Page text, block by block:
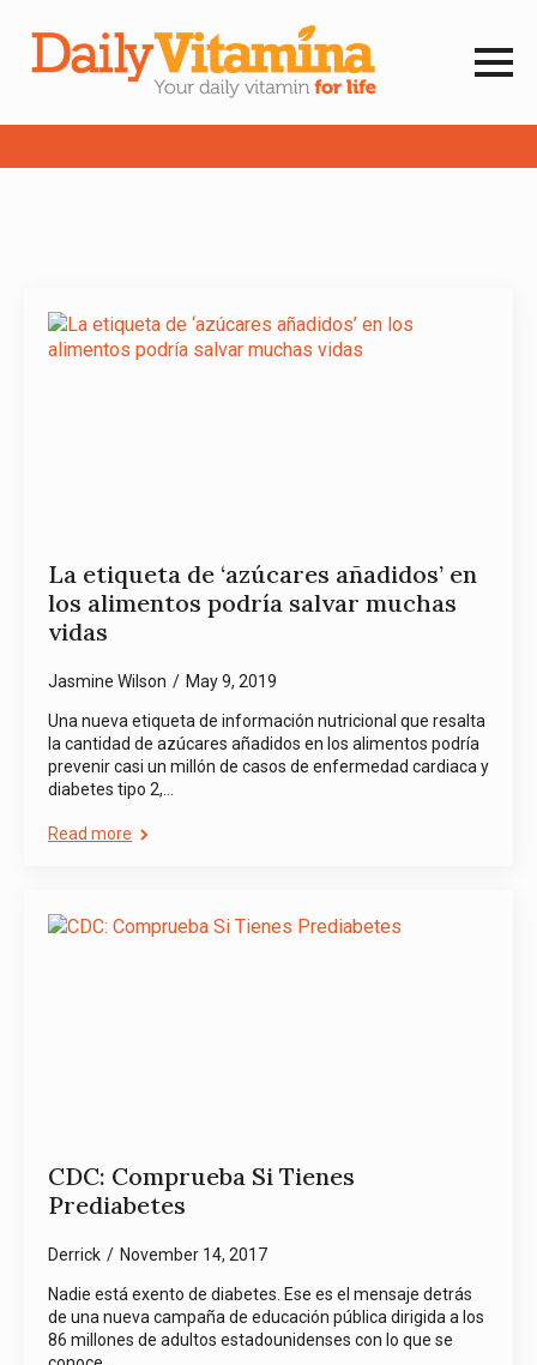
La etiqueta de ‘azúcares añadidos’ en
los alimentos podría salvar muchas
vidas
Jasmine Wilson May 9, 2019
Una nueva etiqueta de información nutricional que resalta
la cantidad de azúcares añadidos en los alimentos podría
prevenir casi un millón de casos de enfermedad cardiaca y
diabetes tipo 2,…
Read more
CDC: Comprueba Si Tienes
Prediabetes
Derrick November 14, 2017
Nadie está exento de diabetes. Ese es el mensaje detrás
de una nueva campaña de educación pública dirigida a los
86 millones de adultos estadounidenses con lo que se